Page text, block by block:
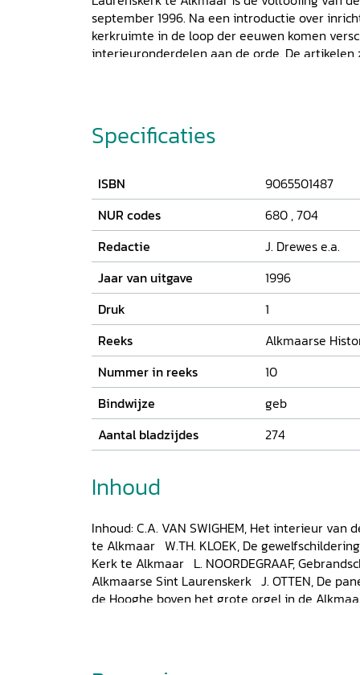
september 1996. Na een introductie over
kerkruimte in de loop der eeuwen komen
interieuronderdelen aan de orde. De artikelen
breed publiek. Uiteraard is met dit boek de
niet af. Los van het feit dat enkele
beschrijving van het exterieur. Het volgende
Historische Reekszal dan ook een uitgebreid
Specificaties
ISBN
9065501487
NUR codes
680 ,704
Redactie
J. Drewes e.a.
Jaar van uitgave
1996
Druk
1
Reeks
Alkmaarse
Nummer in reeks
10
Bindwijze
geb
Aantal bladzijdes
274
Inhoud
Inhoud: C.A. VAN SWIGHEM, Het interieur van
te Alkmaar W.TH. KLOEK, De
Kerk te Alkmaar L. NOORDEGRAAF,
Alkmaarse Sint Laurenskerk J. OTTEN, De
de Hooghe boven het grote orgel in de
VAN NIEUWKOOP, Betekenis en reputatie
de eeuwen heen S. DE VRIES, De decoratie
NIEUWKOOP/G.N.M. VIS, Het Alkmaarse